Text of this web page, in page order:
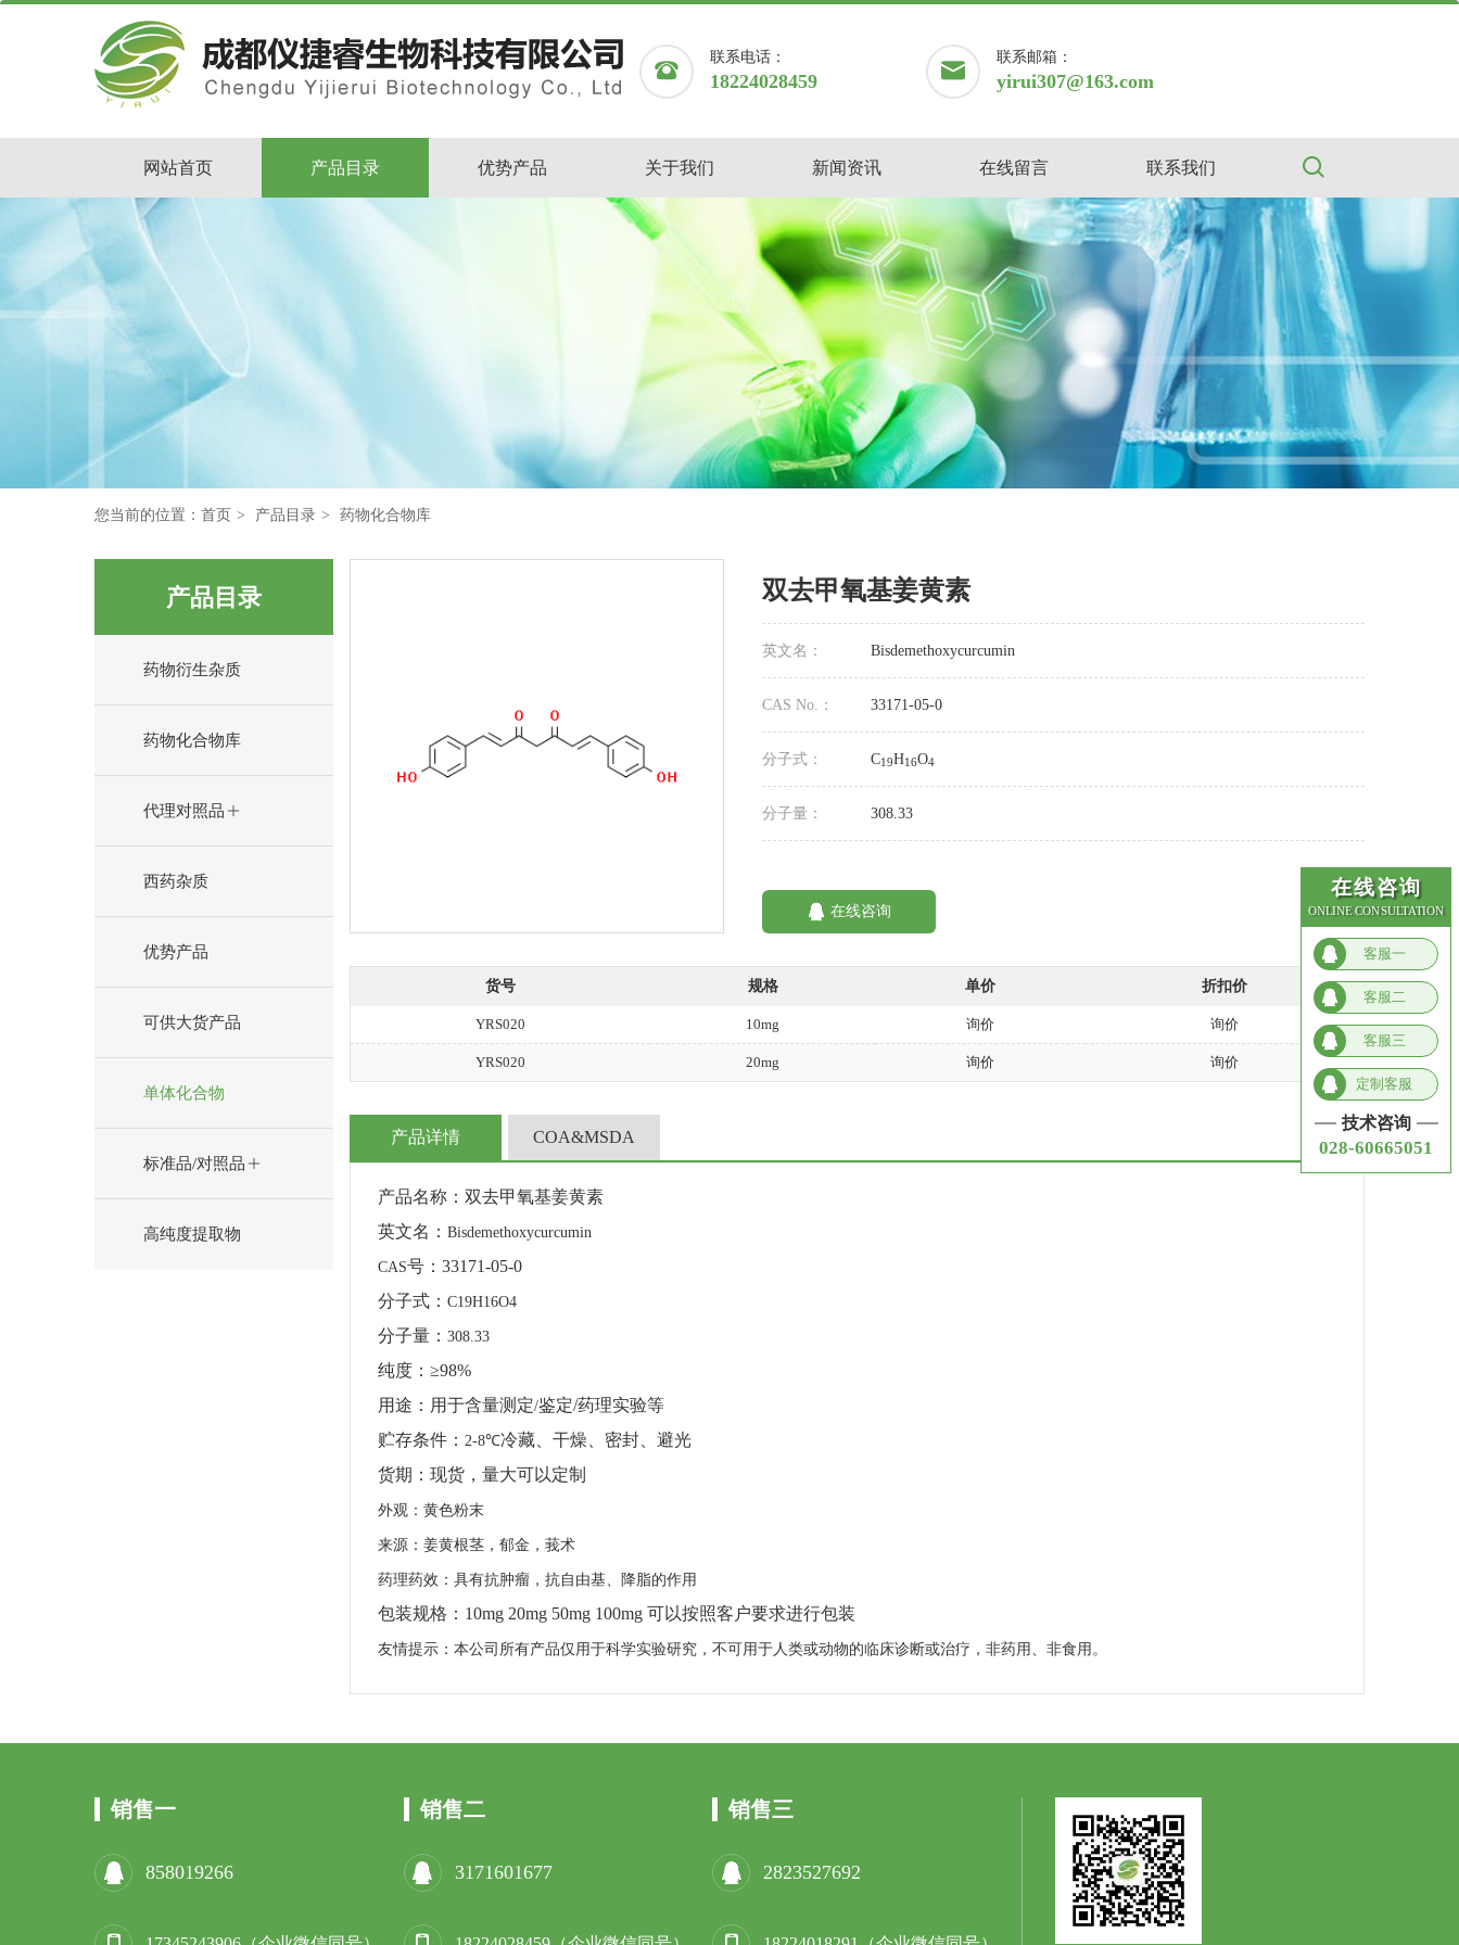
联系电话：
18224028459
联系邮箱：
yirui307@163.com
网站首页 产品目录 优势产品 关于我们 新闻资讯 在线留言 联系我们
您当前的位置： 首页 产品目录 药物化合物库
产品目录
药物衍生杂质
药物化合物库
代理对照品
西药杂质
优势产品
可供大货产品
单体化合物
标准品/对照品
高纯度提取物
双去甲氧基姜黄素
英文名： Bisdemethoxycurcumin
CAS No.： 33171-05-0
分子式： C19H16O4
分子量： 308.33
在线咨询
货号 规格 单价 折扣价
YRS020 10mg 询价 询价
YRS020 20mg 询价 询价
产品详情 COA&MSDA
产品名称：双去甲氧基姜黄素
英文名： Bisdemethoxycurcumin
CAS号： 33171-05-0
分子式： C19H16O4
分子量： 308.33
纯度： ≥98%
用途：用于含量测定/鉴定/药理实验等
贮存条件： 2-8℃冷藏、干燥、密封、避光
货期：现货，量大可以定制
外观：黄色粉末
来源：姜黄根茎，郁金，莪术
药理药效：具有抗肿瘤，抗自由基、降脂的作用
包装规格： 10mg 20mg 50mg 100mg 可以按照客户要求进行包装
友情提示：本公司所有产品仅用于科学实验研究，不可用于人类或动物的临床诊断或治疗，非药用、非食用。
销售一
858019266
销售二
3171601677
销售三
2823527692
在线咨询
ONLINE CONSULTATION
客服一
客服二
客服三
定制客服
技术咨询
028-60665051